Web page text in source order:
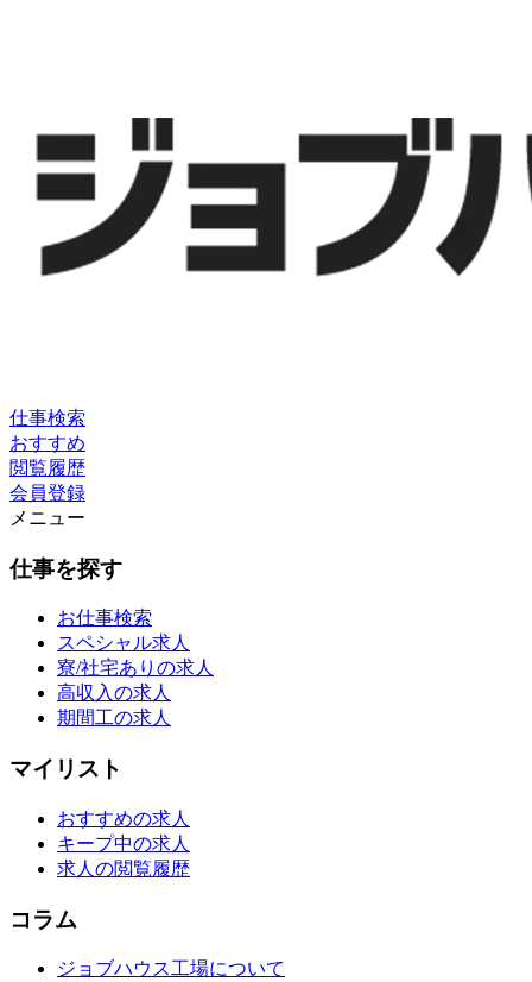
仕事検索
おすすめ
閲覧履歴
会員登録
メニュー
仕事を探す
お仕事検索
スペシャル求人
寮/社宅ありの求人
高収入の求人
期間工の求人
マイリスト
おすすめの求人
キープ中の求人
求人の閲覧履歴
コラム
ジョブハウス工場について